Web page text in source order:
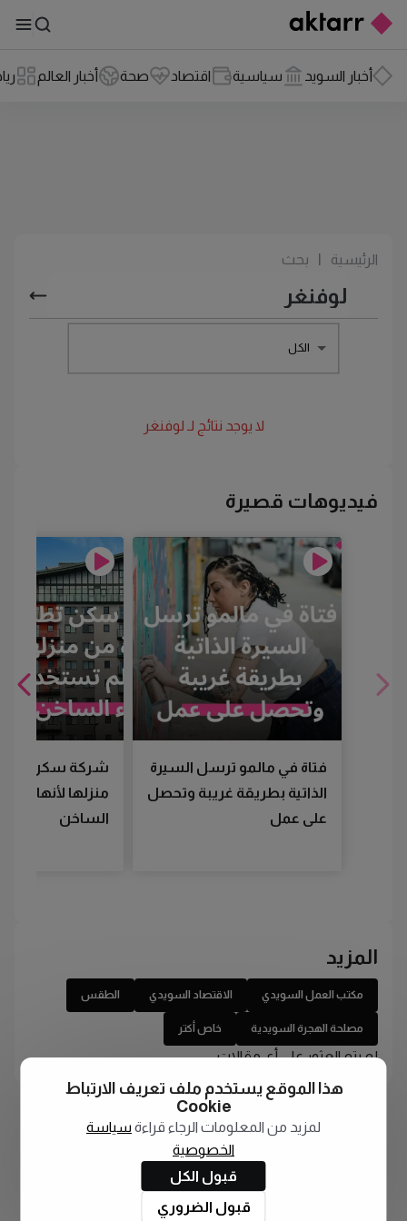
أخبار السويد سياسية اقتصاد صحة أخبار العالم
الرئيسية بحث
الكل
لا يوجد نتائج لـ لوفنغر
فيديوهات قصيرة
فتاة في مالمو ترسل السيرة
الذاتية بطريقة غريبة وتحصل
على عمل
شركة سكن
منزلها لأنها لم
الساخن
المزيد
مكتب العمل السويدي الاقتصاد السويدي الطقس
مصلحة الهجرة السويدية خاص أكتر
لم يتم العثور على أي مقالات
هذا الموقع يستخدم ملف تعريف الارتباط
Cookie
لمزيد من المعلومات الرجاء قراءة سياسة
الخصوصية
قبول الكل
قبول الضروري